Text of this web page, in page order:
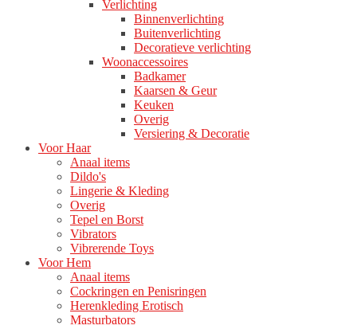
Verlichting
Binnenverlichting
Buitenverlichting
Decoratieve verlichting
Woonaccessoires
Badkamer
Kaarsen & Geur
Keuken
Overig
Versiering & Decoratie
Voor Haar
Anaal items
Dildo's
Lingerie & Kleding
Overig
Tepel en Borst
Vibrators
Vibrerende Toys
Voor Hem
Anaal items
Cockringen en Penisringen
Herenkleding Erotisch
Masturbators